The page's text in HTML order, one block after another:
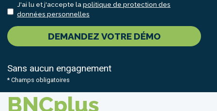
J'ai lu et j'accepte la politique de protection des
données personnelles
DEMANDEZ VOTRE DÉMO
Sans aucun engagnement
* Champs obligatoires
BNCplus